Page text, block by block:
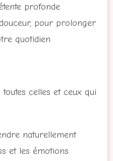
profonde
pour prolonger
quotidien
toutes celles et ceux qui
naturellement
et les émotions